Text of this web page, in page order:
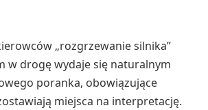
„rozgrzewanie silnika”
w drogę wydaje się naturalnym
poranka, obowiązujące
miejsca na interpretację.